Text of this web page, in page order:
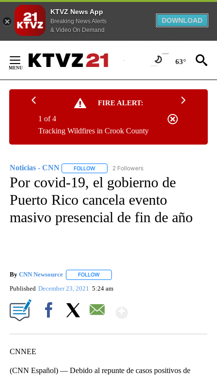
KTVZ News App
Breaking News Alerts
& Video On Demand
DOWNLOAD
Content
63°
FIRE ALERT:
Tracking Wildfires in Crook County
1 of 4
Noticias - CNN FOLLOW FOLLOW "NOTICIAS - CNN" TO RECEIVE
2 Followers
Por covid-19, el gobierno de
Puerto Rico cancela evento
masivo presencial de fin de año
By CNN Newsource FOLLOW
Published December 23, 2021 5:24 am
CNNEE
(CNN Español) — Debido al repunte de casos positivos de